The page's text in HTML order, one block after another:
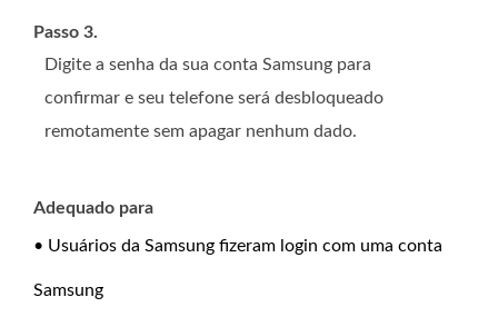
Passo 3.
Digite a senha da sua conta Samsung para
confirmar e seu telefone será desbloqueado
remotamente sem apagar nenhum dado.
Adequado para
• Usuários da Samsung fizeram login com uma conta
Samsung